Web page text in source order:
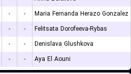
- -
Maria Fernanda Herazo Gonzalez
- -
Felitsata Dorofeeva-Rybas
- -
Denislava Glushkova
- - Aya El Aouni